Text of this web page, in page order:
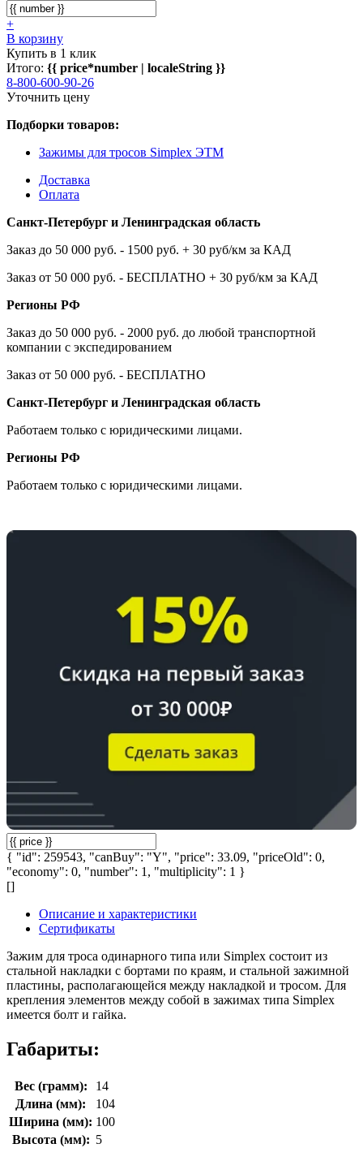
+
В корзину
Купить в 1 клик
Итого: {{ price*number | localeString }}
8-800-600-90-26
Уточнить цену
Подборки товаров:
Зажимы для тросов Simplex ЭТМ
Доставка
Оплата
Санкт-Петербург и Ленинградская область
Заказ до 50 000 руб. - 1500 руб. + 30 руб/км за КАД
Заказ от 50 000 руб. - БЕСПЛАТНО + 30 руб/км за КАД
Регионы РФ
Заказ до 50 000 руб. - 2000 руб. до любой транспортной
компании с экспедированием
Заказ от 50 000 руб. - БЕСПЛАТНО
Санкт-Петербург и Ленинградская область
Работаем только с юридическими лицами.
Регионы РФ
Работаем только с юридическими лицами.
{ "id": 259543, "canBuy": "Y", "price": 33.09, "priceOld": 0,
"economy": 0, "number": 1, "multiplicity": 1 }
[]
Описание и характеристики
Сертификаты
Зажим для троса одинарного типа или Simplex состоит из
стальной накладки с бортами по краям, и стальной зажимной
пластины, располагающейся между накладкой и тросом. Для
крепления элементов между собой в зажимах типа Simplex
имеется болт и гайка.
Габариты:
Вес (грамм):
14
Длина (мм):
104
Ширина (мм): 100
Высота (мм): 5